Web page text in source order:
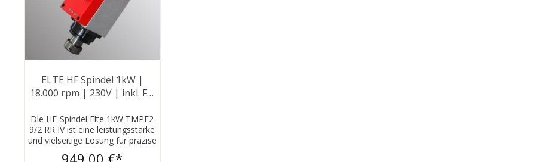
ELTE HF Spindel 1kW |
18.000 rpm | 230V | inkl. FU
Die HF-Spindel Elte 1kW TMPE2
9/2 RR IV ist eine leistungsstarke
und vielseitige Lösung für präzise